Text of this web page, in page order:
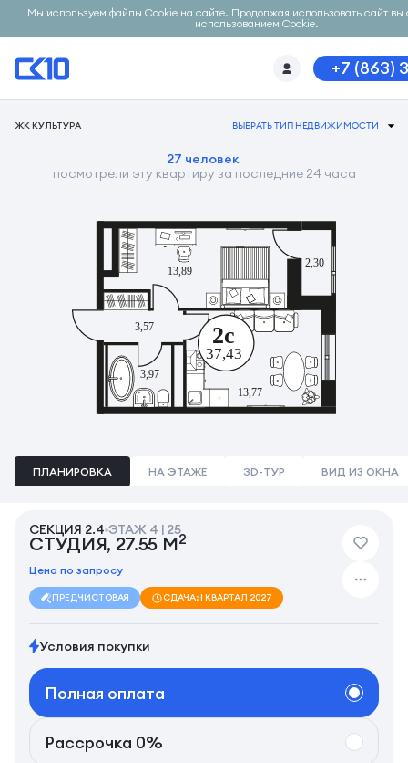
Мы используем файлы Cookie на сайте. Продолжая использовать сайт вы
использованием Cookie.
+7 (863)
ЖК КУЛЬТУРА ВЫБРАТЬ ТИП НЕДВИЖИМОСТИ
27 человек
посмотрели эту квартиру за последние 24 часа
ПЛАНИРОВКА НА ЭТАЖЕ 3D-ТУР ВИД ИЗ ОКНА
СЕКЦИЯ 2.4 ЭТАЖ 4 | 25
СТУДИЯ, 27.55 М2
Цена по запросу
ПРЕДЧИСТОВАЯ СДАЧА: I КВАРТАЛ 2027
Условия покупки
Полная оплата
Рассрочка 0%